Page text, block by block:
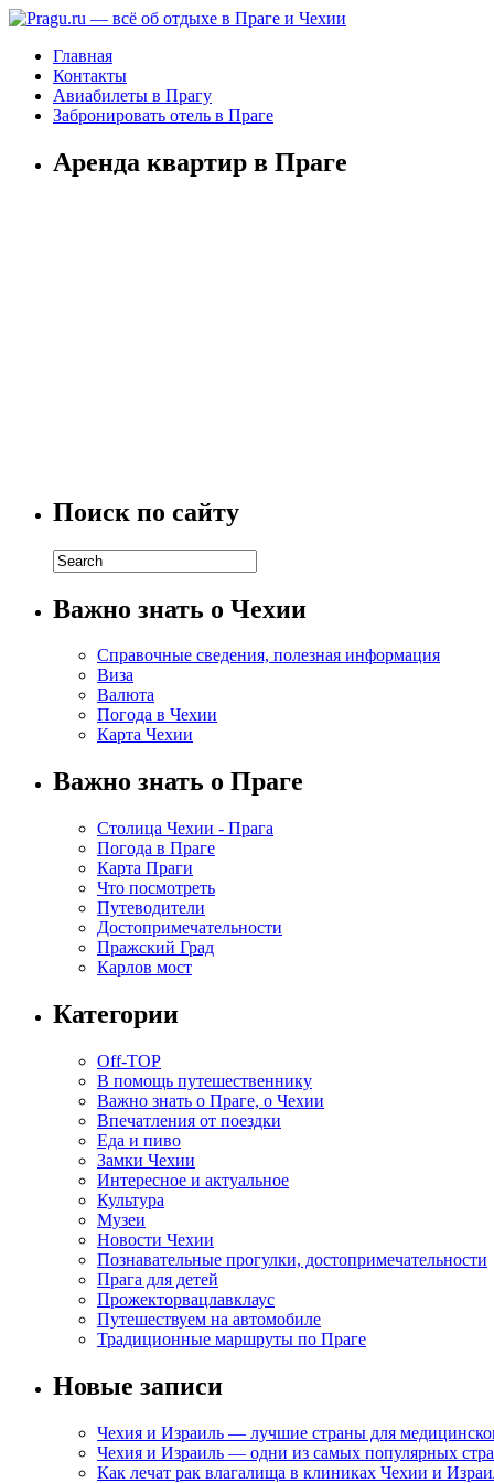
Главная
Контакты
Авиабилеты в Прагу
Забронировать отель в Праге
Аренда квартир в Праге
Поиск по сайту
Важно знать о Чехии
Справочные сведения, полезная информация
Виза
Валюта
Погода в Чехии
Карта Чехии
Важно знать о Праге
Столица Чехии - Прага
Погода в Праге
Карта Праги
Что посмотреть
Путеводители
Достопримечательности
Пражский Град
Карлов мост
Категории
Off-TOP
В помощь путешественнику
Важно знать о Праге, о Чехии
Впечатления от поездки
Еда и пиво
Замки Чехии
Интересное и актуальное
Культура
Музеи
Новости Чехии
Познавательные прогулки, достопримечательности
Прага для детей
Прожекторвацлавклаус
Путешествуем на автомобиле
Традиционные маршруты по Праге
Новые записи
Чехия и Израиль — лучшие страны для
Чехия и Израиль — одни из самых популярных
Как лечат рак влагалища в клиниках Чехии и